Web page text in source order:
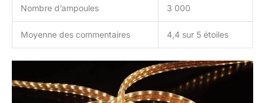
Nombre d’ampoules 3 000
Moyenne des commentaires 4,4 sur 5 étoiles